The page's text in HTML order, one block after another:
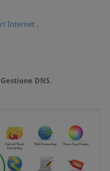
Internet .
Gestione DNS.